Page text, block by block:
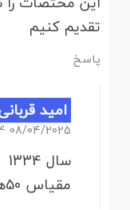
تقدیم کنیم
پاسخ
امید
08/04/2025 10:04
سال 1334
مقیاس 50هزار